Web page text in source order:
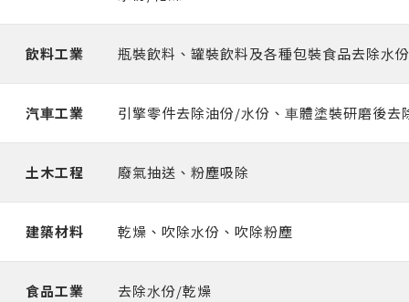
飲料⼯業 瓶裝飲料、罐裝飲料及各種包裝食品去除⽔
汽⾞⼯業 引擎零件去除油份/⽔份、⾞體塗裝研磨後
土木⼯程 廢氣抽送、粉塵吸除
建築材料 乾燥、吹除⽔份、吹除粉塵
食品⼯業 去除⽔份/乾燥